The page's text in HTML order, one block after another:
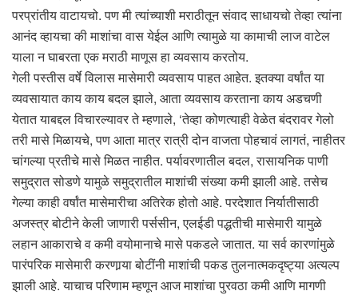
परप्रांतीय वाटायचो. पण मी त्यांच्याशी मराठीतून संवाद साधायचो तेव्हा त्यांना
आनंद व्हायचा की माशांचा वास येईल आणि त्यामुळे या कामाची लाज वाटेल
याला न घाबरता एक मराठी माणूस हा व्यवसाय करतोय.
गेली पस्तीस वर्षे विलास मासेमारी व्यवसाय पाहत आहेत. इतक्या वर्षांत या
व्यवसायात काय काय बदल झाले, आता व्यवसाय करताना काय अडचणी
येतात याबद्दल विचारल्यावर ते म्हणाले, ‘तेव्हा कोणत्याही वेळेत बंदरावर गेलो
तरी मासे मिळायचे, पण आता मात्र रात्री दोन वाजता पोहचावं लागतं, नाहीतर
चांगल्या प्रतीचे मासे मिळत नाहीत. पर्यावरणातील बदल, रासायनिक पाणी
समुद्रात सोडणे यामुळे समुद्रातील माशांची संख्या कमी झाली आहे. तसेच
गेल्या काही वर्षांत मासेमारीचा अतिरेक होतो आहे. परदेशात निर्यातीसाठी
अजस्त्र बोटीने केली जाणारी पर्ससीन, एलईडी पद्धतीची मासेमारी यामुळे
लहान आकाराचे व कमी वयोमानाचे मासे पकडले जातात. या सर्व कारणांमुळे
पारंपरिक मासेमारी करणार्‍या बोटींनी माशांची पकड तुलनात्मकदृष्ट्या अत्यल्प
झाली आहे. याचाच परिणाम म्हणून आज माशांचा पुरवठा कमी आणि मागणी